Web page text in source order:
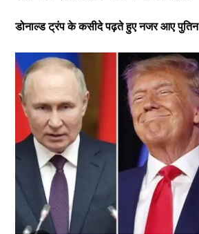
डोनाल्ड ट्रंप के कसीदे पढ़ते हुए नजर आए पुतिन